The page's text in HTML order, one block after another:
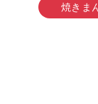
焼きま